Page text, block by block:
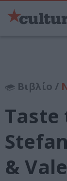
Βιβλίο /
Taste
&